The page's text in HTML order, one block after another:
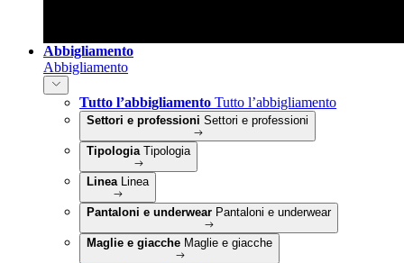
Abbigliamento
Abbigliamento
Tutto l’abbigliamento Tutto l’abbigliamento
Settori e professioni Settori e professioni
Tipologia Tipologia
Linea Linea
Pantaloni e underwear Pantaloni e underwear
Maglie e giacche Maglie e giacche